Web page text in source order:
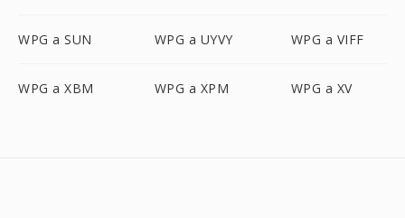
WPG a SUN WPG a UYVY WPG a VIFF
WPG a XBM WPG a XPM WPG a XV